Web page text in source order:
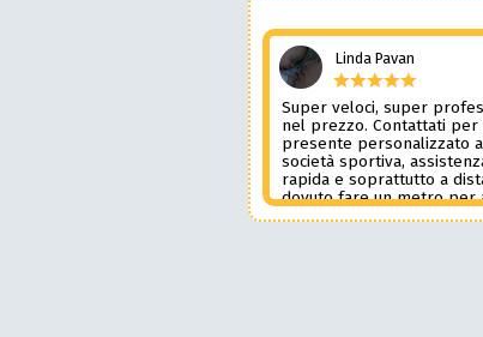
Linda Pavan
Super veloci, super
nel prezzo. Contattati per
presente personalizzato
società sportiva,
rapida e soprattutto a
dovuto fare un metro per
prodotto desiderato. Una